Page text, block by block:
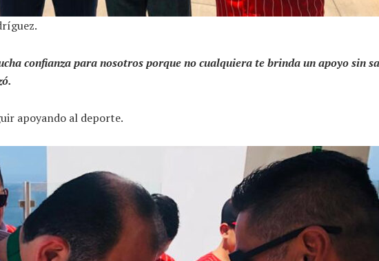
confianza para nosotros porque no cualquiera te brinda un apoyo sin
apoyando al deporte.